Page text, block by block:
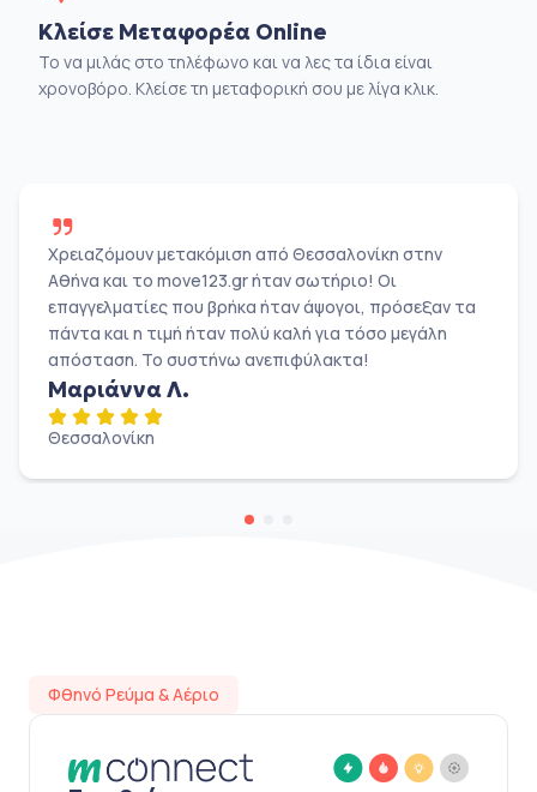
Κλείσε Μεταφορέα Online
Το να μιλάς στο τηλέφωνο και να λες τα ίδια είναι
χρονοβόρο. Κλείσε τη μεταφορική σου με λίγα κλικ.
Χρειαζόμουν μετακόμιση από Θεσσαλονίκη στην
Αθήνα και το move123.gr ήταν σωτήριο! Οι
επαγγελματίες που βρήκα ήταν άψογοι, πρόσεξαν τα
πάντα και η τιμή ήταν πολύ καλή για τόσο μεγάλη
απόσταση. Το συστήνω ανεπιφύλακτα!
Μαριάννα Λ.
Θεσσαλονίκη
Φθηνό Ρεύμα & Αέριο